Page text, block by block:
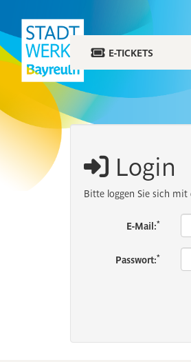
E-TICKETS
Login
Bitte loggen Sie sich
E-Mail:*
Passwort:*